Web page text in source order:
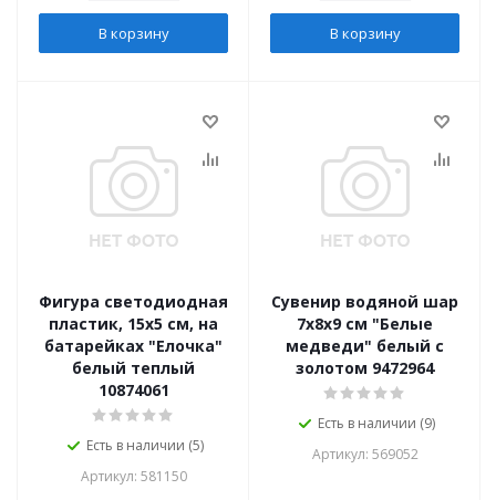
В корзину В корзину
Фигура светодиодная
пластик, 15x5 см, на
батарейках "Елочка"
белый теплый
10874061
Есть в наличии (5)
Артикул: 581150
Сувенир водяной шар
7х8х9 см "Белые
медведи" белый с
золотом 9472964
Есть в наличии (9)
Артикул: 569052